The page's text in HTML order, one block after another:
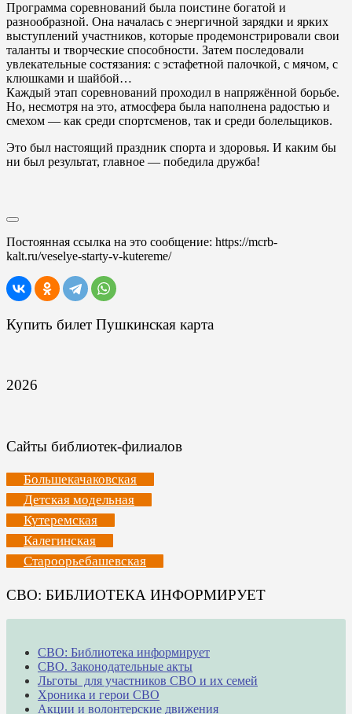
Программа соревнований была поистине богатой и
разнообразной. Она началась с энергичной зарядки и ярких
выступлений участников, которые продемонстрировали свои
таланты и творческие способности. Затем последовали
увлекательные состязания: с эстафетной палочкой, с мячом, с
клюшками и шайбой…
Каждый этап соревнований проходил в напряжённой борьбе.
Но, несмотря на это, атмосфера была наполнена радостью и
смехом — как среди спортсменов, так и среди болельщиков.
Это был настоящий праздник спорта и здоровья. И каким бы
ни был результат, главное — победила дружба!
Постоянная ссылка на это сообщение: https://mcrb-
kalt.ru/veselye-starty-v-kutereme/
Купить билет Пушкинская карта
2026
Сайты библиотек-филиалов
Большекачаковская
Детская модельная
Кутеремская
Калегинская
Староорьебашевская
СВО: БИБЛИОТЕКА ИНФОРМИРУЕТ
СВО: Библиотека информирует
СВО. Законодательные акты
Льготы для участников СВО и их семей
Хроника и герои СВО
Акции и волонтерские движения